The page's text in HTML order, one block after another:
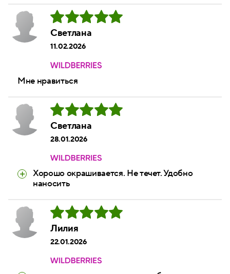
Светлана
11.02.2026
Мне нравиться
Светлана
28.01.2026
Хорошо окрашивается. Не течет. Удобно
наносить
Лилия
22.01.2026